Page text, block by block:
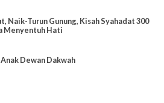
Naik-Turun Gunung, Kisah Syahadat 300
Menyentuh Hati
Anak Dewan Dakwah